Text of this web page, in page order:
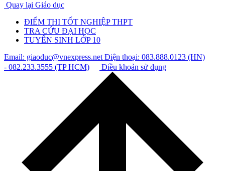
Quay lại Giáo dục
ĐIỂM THI TỐT NGHIỆP THPT
TRA CỨU ĐẠI HỌC
TUYỂN SINH LỚP 10
Email: giaoduc@vnexpress.net Điện thoại: 083.888.0123 (HN)
- 082.233.3555 (TP HCM)
Điều khoản sử dụng